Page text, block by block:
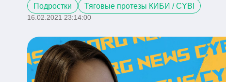
Подростки Тяговые протезы КИБИ / CYBI
16.02.2021 23:14:00